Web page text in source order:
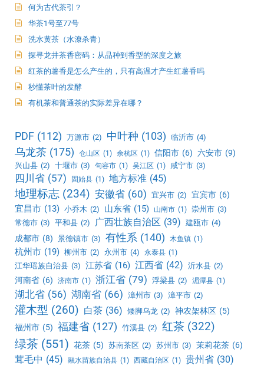
何为古代茶引？
华茶1号至77号
洗水黄茶（水潦杀青）
探寻龙井茶香密码：从品种到香型的深度之旅
红茶的薯香是怎么产生的，只有高温才产生红薯香吗
秒懂茶叶的发酵
有机茶和普通茶的实际差异在哪？
PDF (112) 万源市 (2) 中叶种 (103) 临沂市 (4)
乌龙茶 (175) 仓山区 (1) 余杭区 (1) 信阳市 (6) 六安市 (9)
兴山县 (2) 十堰市 (3) 句容市 (1) 吴江区 (1) 咸宁市 (3)
四川省 (57) 固始县 (1) 地方标准 (45)
地理标志 (234) 安徽省 (60) 宜兴市 (2) 宜宾市 (6)
宜昌市 (13) 小乔木 (2) 山东省 (15) 山南市 (1) 崇州市 (3)
常德市 (3) 平和县 (2) 广西壮族自治区 (39) 建瓯市 (4)
成都市 (8) 景德镇市 (3) 有性系 (140) 木鱼镇 (1)
杭州市 (19) 柳州市 (2) 永州市 (4) 永泰县 (1)
江华瑶族自治县 (3) 江苏省 (16) 江西省 (42) 沂水县 (2)
河南省 (6) 济南市 (1) 浙江省 (79) 浮梁县 (2) 湄潭县 (1)
湖北省 (56) 湖南省 (66) 漳州市 (3) 漳平市 (2)
灌木型 (260) 白茶 (36) 矮脚乌龙 (2) 神农架林区 (5)
福州市 (5) 福建省 (127) 竹溪县 (2) 红茶 (322)
绿茶 (551) 花茶 (5) 苏南茶区 (2) 苏州市 (3) 茉莉花茶 (6)
茸毛中 (45) 融水苗族自治县 (1) 西藏自治区 (1) 贵州省 (30)